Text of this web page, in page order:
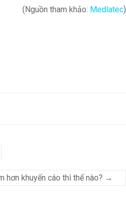
(Nguồn tham khảo: Medlatec)
hơn khuyến cáo thì thế nào? →